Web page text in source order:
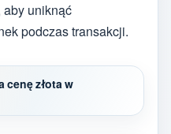
aby uniknąć
podczas transakcji.
cenę złota w